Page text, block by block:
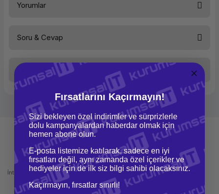
Yorumlar
Yorum Yaz
Soru & Cevap
Ürün hakkında henüz soru sorulmamış.
Taksit Seçenekleri
Mağazadan Teslimat
İnternetten sipariş et ve mağazadan
teslim al
İade ve Değişim
Kolay iade ve değişim imkanı
Fırsatlarını Kaçırmayın!
Sizi bekleyen özel indirimler ve sürprizlerle
dolu kampanyalardan haberdar olmak için
hemen abone olun.
E-posta listemize katılarak, sadece en iyi
fırsatları değil, aynı zamanda özel içerikler ve
hediyeler için de ilk siz bilgi sahibi olacaksınız.
Kaçırmayın, fırsatlar sınırlı!